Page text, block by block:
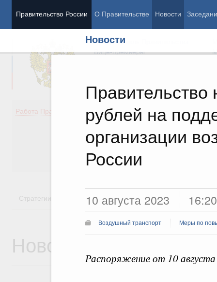
Правительство России О Правительстве Новости
Новости
рублей на
организации
России
10 августа 2023 16:20
Воздушный транспорт Меры по
Распоряжение от 10
Председатель Правительства
Вице-премьеры
Работа Правительства
Демография
Здоровье
Культура
Государство
Стратегии Государственные программы
Новости